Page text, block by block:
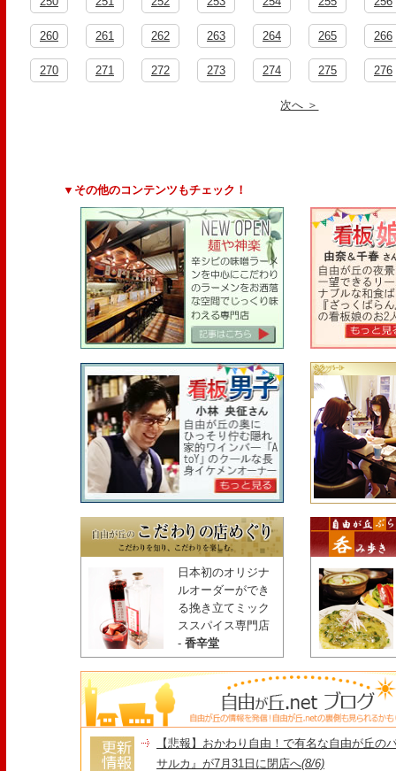
260 261 262 263 264 265 266
270 271 272 273 274 275 276
次へ ＞
▼その他のコンテンツもチェック！
日本初のオリジナ
ルオーダーができ
る挽き立てミック
ススパイス専門店
- 香辛堂
【悲報】おかわり自由！で有名な自由が丘の
サルカ』が7月31日に閉店へ(8/6)